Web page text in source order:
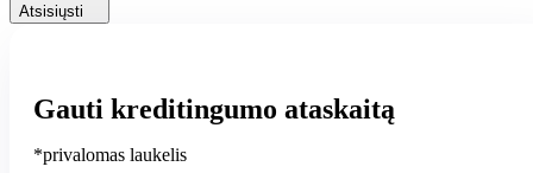
Atsisiųsti
Gauti kreditingumo ataskaitą
*privalomas laukelis